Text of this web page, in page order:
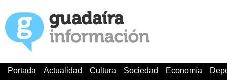
Portada Actualidad Cultura Sociedad Economía